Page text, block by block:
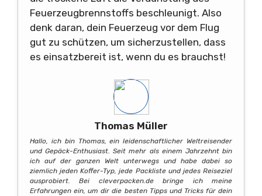
Feuerzeugbrennstoffs beschleunigt. Also
denk daran, dein Feuerzeug vor dem Flug
gut zu schützen, um sicherzustellen, dass
es einsatzbereit ist, wenn du es brauchst!
Thomas Müller
Hallo, ich bin Thomas, ein leidenschaftlicher Weltreisender
und Gepäck-Enthusiast. Seit mehr als einem Jahrzehnt bin
ich auf der ganzen Welt unterwegs und habe dabei so
ziemlich jeden Koffer-Typ, jede Packliste und jedes Reiseziel
ausprobiert. Bei cleverpacken.de bringe ich meine
Erfahrungen ein, um dir die besten Tipps und Tricks für dein